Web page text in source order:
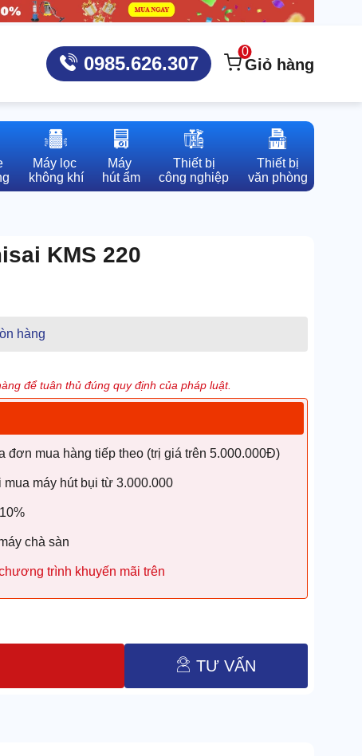
0985.626.307
0
Giỏ hàng
Máy lọc
không khí
Máy
hút ẩm
Thiết bị
công nghiệp
Thiết bị
văn phòng
KMS 220
hàng
để tuân thủ đúng quy định của pháp luật.
đơn mua hàng tiếp theo (trị giá trên 5.000.000Đ)
máy hút bụi từ 3.000.000
chà sàn
trình khuyến mãi trên
TƯ VẤN